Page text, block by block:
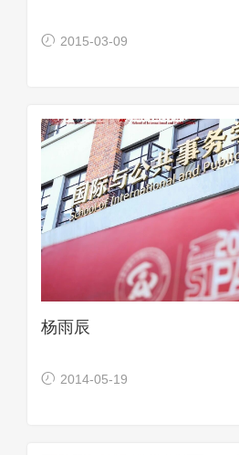
2015-03-09
杨雨辰
2014-05-19